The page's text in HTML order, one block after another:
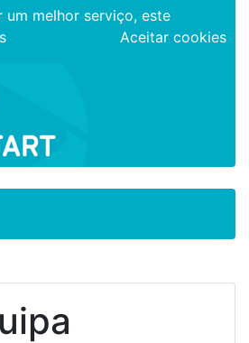
melhor serviço, este
Aceitar cookies